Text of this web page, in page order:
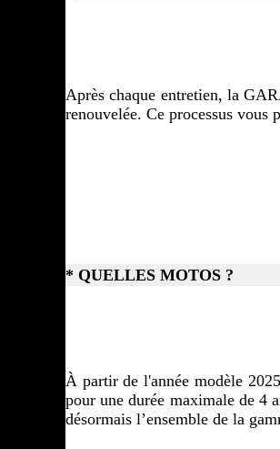
Après chaque entretien, la
renouvelée. Ce processus vous
* QUELLES MOTOS ?
À partir de l'année modèle
pour une durée maximale de 4
désormais l’ensemble de la